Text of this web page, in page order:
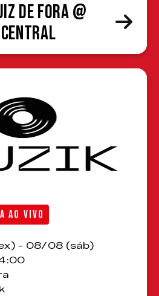
de Fora @
Central
AO VIVO
- 08/08 (sáb)